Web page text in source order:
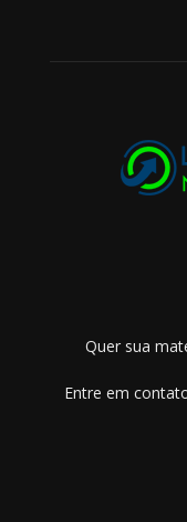
Quer sua
Entre em